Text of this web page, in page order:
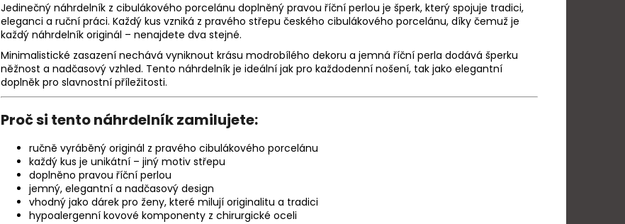
Jedinečný náhrdelník z cibulákového porcelánu doplněný pravou říční perlou je šperk, který spojuje tradici,
eleganci a ruční práci. Každý kus vzniká z pravého střepu českého cibulákového porcelánu, díky čemuž je
každý náhrdelník originál – nenajdete dva stejné.
Minimalistické zasazení nechává vyniknout krásu modrobílého dekoru a jemná říční perla dodává šperku
něžnost a nadčasový vzhled. Tento náhrdelník je ideální jak pro každodenní nošení, tak jako elegantní
doplněk pro slavnostní příležitosti.
Proč si tento náhrdelník zamilujete:
ručně vyráběný originál z pravého cibulákového porcelánu
každý kus je unikátní – jiný motiv střepu
doplněno pravou říční perlou
jemný, elegantní a nadčasový design
vhodný jako dárek pro ženy, které milují originalitu a tradici
hypoalergenní kovové komponenty z chirurgické oceli